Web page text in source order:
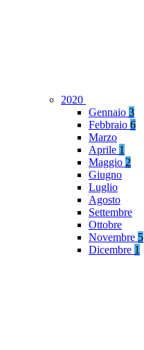
2020
Gennaio 3
Febbraio 6
Marzo
Aprile 1
Maggio 2
Giugno
Luglio
Agosto
Settembre
Ottobre
Novembre 5
Dicembre 1